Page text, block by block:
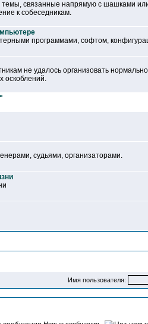
связанные напрямую с шашками
к собеседникам.
программами, софтом,
не удалось организовать
оскоблений.
судьями, организаторами.
Имя пользователя: